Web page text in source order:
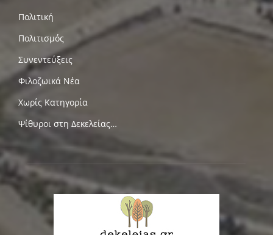
Πολιτική
Πολιτισμός
Συνεντεύξεις
Φιλοζωικά Νέα
Χωρίς Κατηγορία
Ψίθυροι στη Δεκελείας…